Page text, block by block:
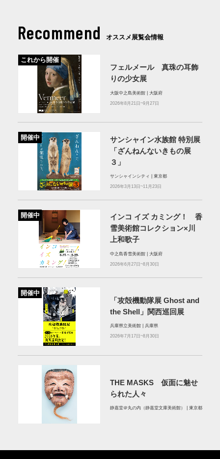
Recommend オススメ展覧会情報
これから開催
フェルメール 真珠の耳飾
りの少女展
大阪中之島美術館 | 大阪府
2026年8月21日~9月27日
開催中
サンシャイン水族館 特別展
「ざんねんないきもの展
３」
サンシャインシティ | 東京都
2026年3月13日~11月23日
開催中
インコ イズ カミング！ 香
雪美術館コレクション×川
上和歌子
中之島香雪美術館 | 大阪府
2026年6月27日~8月30日
開催中
「攻殻機動隊展 Ghost and
the Shell」関西巡回展
兵庫県立美術館 | 兵庫県
2026年7月17日~8月30日
THE MASKS 仮面に魅せ
られた人々
静嘉堂＠丸の内（静嘉堂文庫美術館） | 東京都